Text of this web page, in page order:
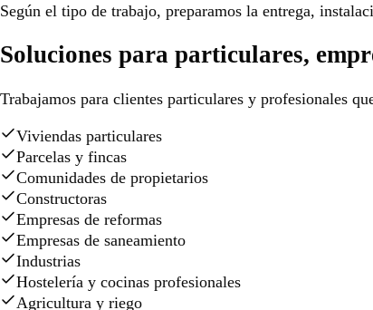
Según el tipo de trabajo, preparamos la entrega,
Soluciones para particulares,
Trabajamos para clientes particulares y profesionales
Viviendas particulares
Parcelas y fincas
Comunidades de propietarios
Constructoras
Empresas de reformas
Empresas de saneamiento
Industrias
Hostelería y cocinas profesionales
Agricultura y riego